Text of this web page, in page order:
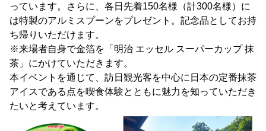
っています。さらに、各日先着150名様（計300名様）に
は特製のアルミスプーンをプレゼント。記念品としてお持
ち帰りいただけます。
※来場者自身で金箔を「明治 エッセル スーパーカップ 抹
茶」にかけていただきます。
本イベントを通じて、訪日観光客を中心に日本の定番抹茶
アイスである点を喫食体験とともに魅力を知っていただき
たいと考えています。